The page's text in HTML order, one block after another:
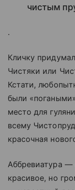
чистым
.
Кличку
Чистяки или
Кстати,
были
место для
всему
красочная
Аббревиатура —
красивое, но